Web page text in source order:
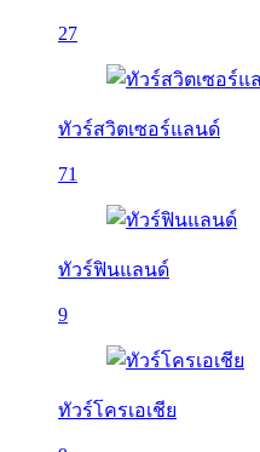
27
ทัวร์สวิตเซอร์แลนด์
71
ทัวร์ฟินแลนด์
9
ทัวร์โครเอเชีย